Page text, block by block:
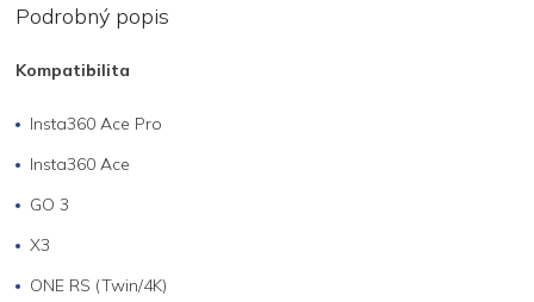
Podrobný popis
Kompatibilita
Insta360 Ace Pro
Insta360 Ace
GO 3
X3
ONE RS (Twin/4K)